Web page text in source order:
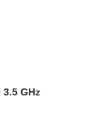
3.5 GHz